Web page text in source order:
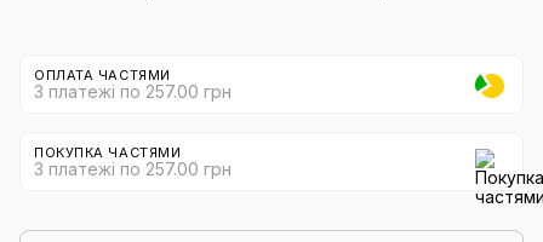
ОПЛАТА ЧАСТЯМИ
3 платежі по 257.00 грн
ПОКУПКА ЧАСТЯМИ
3 платежі по 257.00 грн